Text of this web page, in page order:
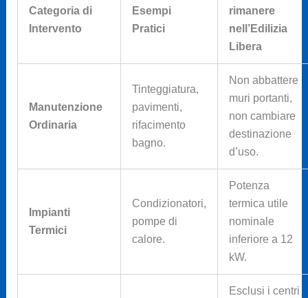
Categoria di
Intervento
Esempi
Pratici
rimanere
nell’Edilizia
Libera
Manutenzione
Ordinaria
Tinteggiatura,
pavimenti,
rifacimento
bagno.
Non abbattere
muri portanti,
non cambiare
destinazione
d’uso.
Impianti
Termici
Condizionatori,
pompe di
calore.
Potenza
termica utile
nominale
inferiore a 12
kW.
Esclusi i centri